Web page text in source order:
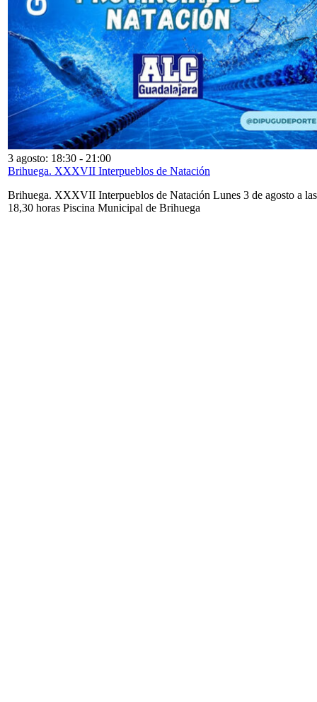
3 agosto: 18:30 - 21:00
Brihuega. XXXVII Interpueblos de Natación
Brihuega. XXXVII Interpueblos de Natación Lunes 3 de agosto a las
18,30 horas Piscina Municipal de Brihuega